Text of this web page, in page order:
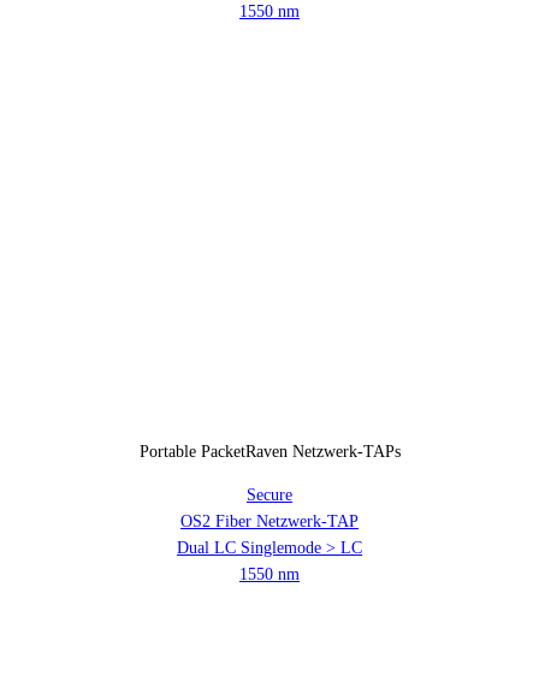
1550 nm
Portable PacketRaven Netzwerk-TAPs
Secure
OS2 Fiber Netzwerk-TAP
Dual LC Singlemode > LC
1550 nm